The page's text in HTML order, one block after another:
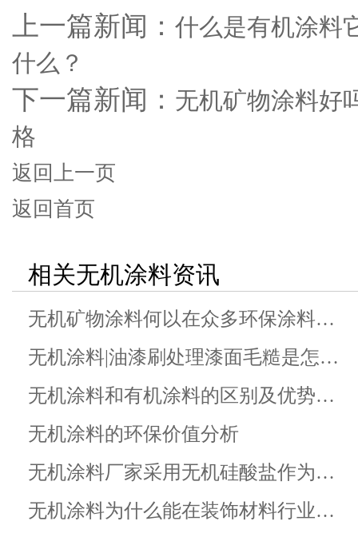
上一篇新闻： 什么是有机涂料
什么？
下一篇新闻： 无机矿物涂料好
格
返回上一页
返回首页
相关无机涂料资讯
无机矿物涂料何以在众多环保涂料…
无机涂料|油漆刷处理漆面毛糙是怎…
无机涂料和有机涂料的区别及优势…
无机涂料的环保价值分析
无机涂料厂家采用无机硅酸盐作为…
无机涂料为什么能在装饰材料行业…